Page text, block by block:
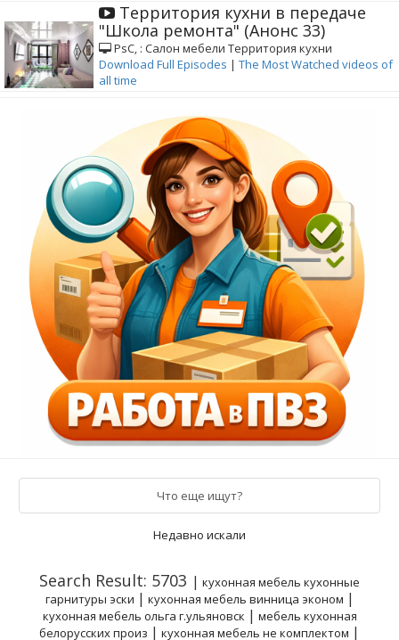
Территория кухни в передаче
"Школа ремонта" (Анонс 33)
РѕС‚ : Салон мебели Территория кухни
Download Full Episodes | The Most Watched videos of
all time
Что еще ищут?
Недавно искали
Search Result: 5703 | кухонная мебель кухонные
гарнитуры эски | кухонная мебель винница эконом |
кухонная мебель ольга г.ульяновск | мебель кухонная
белорусских произ | кухонная мебель не комплектом |